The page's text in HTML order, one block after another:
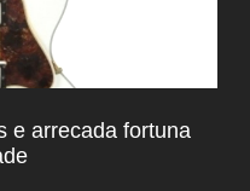
e arrecada fortuna